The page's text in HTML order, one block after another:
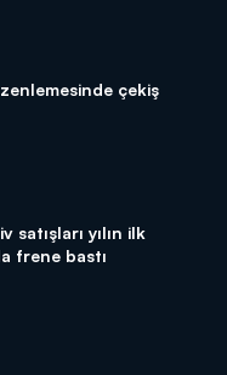
çekiş
satışları yılın ilk
frene bastı